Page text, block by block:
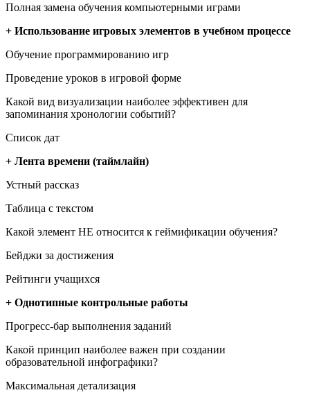
Полная замена обучения компьютерными играми
+ Использование игровых элементов в учебном процессе
Обучение программированию игр
Проведение уроков в игровой форме
Какой вид визуализации наиболее эффективен для
запоминания хронологии событий?
Список дат
+ Лента времени (таймлайн)
Устный рассказ
Таблица с текстом
Какой элемент НЕ относится к геймификации обучения?
Бейджи за достижения
Рейтинги учащихся
+ Однотипные контрольные работы
Прогресс-бар выполнения заданий
Какой принцип наиболее важен при создании
образовательной инфографики?
Максимальная детализация